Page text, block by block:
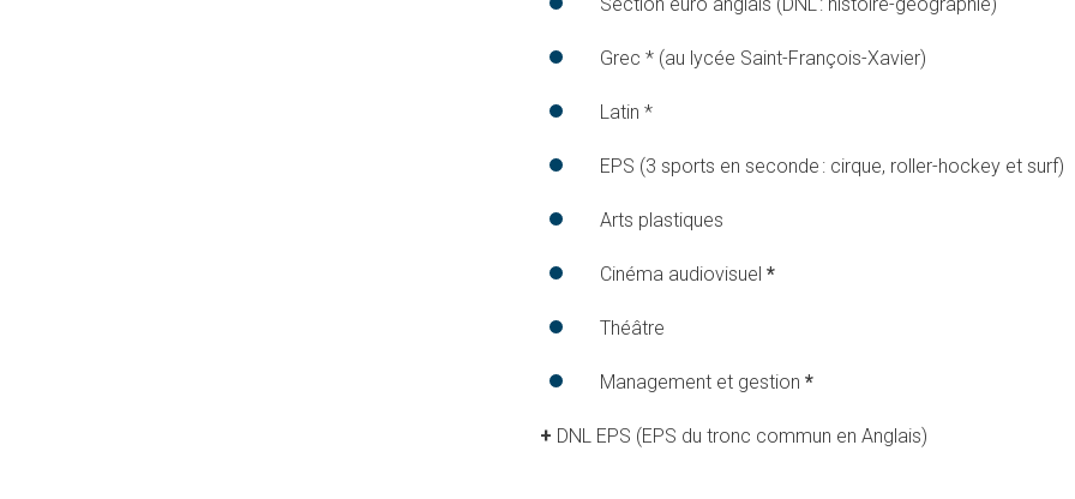
Grec * (au lycée Saint-François-Xavier)
Latin *
EPS (3 sports en seconde : cirque, roller-hockey et surf)
Arts plastiques
Cinéma audiovisuel *
Théâtre
Management et gestion *
+ DNL EPS (EPS du tronc commun en Anglais)